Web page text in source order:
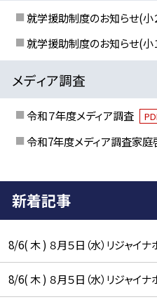
就学援助制度のお知らせ(小
就学援助制度のお知らせ(小
メディア調査
令和７年度メディア調査
令和7年度メディア調査家
新着記事
8/6( 木 ) ８月５日（水）リジャイ
8/6( 木 ) ８月５日（水）リジャ